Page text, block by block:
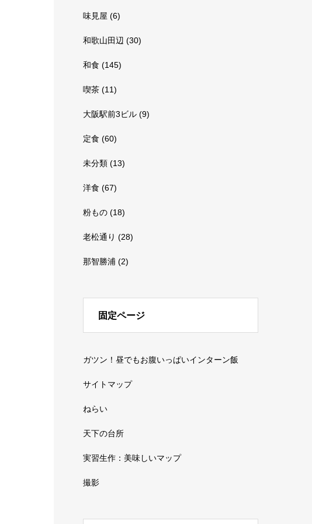
味見屋 (6)
和歌山田辺 (30)
和食 (145)
喫茶 (11)
大阪駅前3ビル (9)
定食 (60)
未分類 (13)
洋食 (67)
粉もの (18)
老松通り (28)
那智勝浦 (2)
固定ページ
ガツン！昼でもお腹いっぱいインターン飯
サイトマップ
ねらい
天下の台所
実習生作：美味しいマップ
撮影